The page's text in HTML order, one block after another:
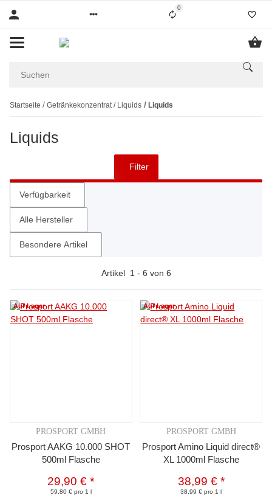
0
Startseite Getränkekonzentrat / Liquids Liquids
Liquids
Filter
Verfügbarkeit
Alle Hersteller
Besondere Artikel
Artikel 1 - 6 von 6
Auf Lager
PROSPORT GMBH
Prosport AAKG 10.000 SHOT
500ml Flasche
29,90 €*
59,80 € pro 1 l
Auf Lager
PROSPORT GMBH
Prosport Amino Liquid direct®
XL 1000ml Flasche
38,99 € *
38,99 € pro 1 l